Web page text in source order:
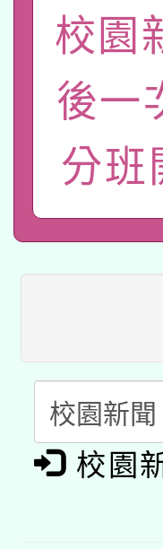
年度
業成
原住
族教
轉知
師專
方素
函轉
族語
「族
轉知
文教
教育
接種
接種
月28
宣導
管道
115年
桃園
開 智
2026
「
關事宜
轉知
國立
年度
函轉
原住
轉知
校園
後一
分班
校園